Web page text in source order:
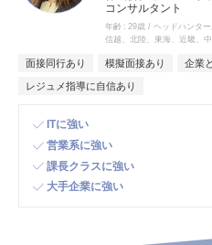
コンサルタント
年齢 29歳 ヘッドハンタ
信越、北陸、東海、近畿、
面接同行あり 模擬面接あり 企業
レジュメ指導に自信あり
ITに強い
営業系に強い
課長クラスに強い
大手企業に強い